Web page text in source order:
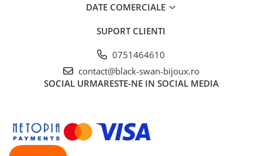
DATE COMERCIALE
SUPORT CLIENTI
0751464610
contact@black-swan-bijoux.ro
SOCIAL URMARESTE-NE IN SOCIAL MEDIA